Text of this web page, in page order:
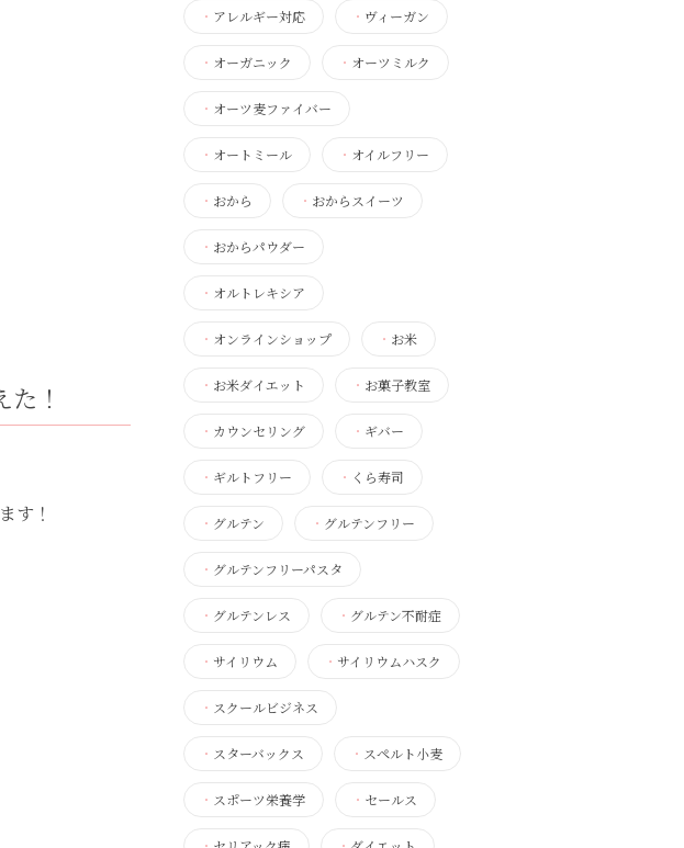
！
す！
・ アレルギー対応 ・ ヴィーガン
・ オーガニック ・ オーツミルク
・ オーツ麦ファイバー
・ オートミール ・ オイルフリー
・ おから ・ おからスイーツ
・ おからパウダー
・ オルトレキシア
・ オンラインショップ ・ お米
・ お米ダイエット ・ お菓子教室
・ カウンセリング ・ ギバー
・ ギルトフリー ・ くら寿司
・ グルテン ・ グルテンフリー
・ グルテンフリーパスタ
・ グルテンレス ・ グルテン不耐症
・ サイリウム ・ サイリウムハスク
・ スクールビジネス
・ スターバックス ・ スペルト小麦
・ スポーツ栄養学 ・ セールス